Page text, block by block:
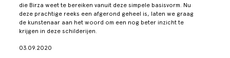
die Birza weet te bereiken vanuit deze simpele basisvorm. Nu
deze prachtige reeks een afgerond geheel is, laten we graag
de kunstenaar aan het woord om een nog beter inzicht te
krijgen in deze schilderijen.
03.09.2020